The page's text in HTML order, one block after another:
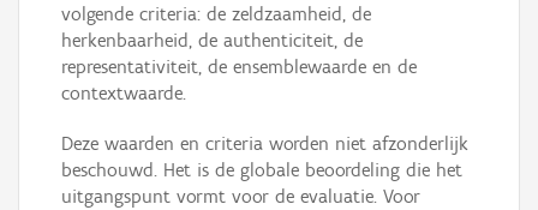
volgende criteria: de zeldzaamheid, de
herkenbaarheid, de authenticiteit, de
representativiteit, de ensemblewaarde en de
contextwaarde.
Deze waarden en criteria worden niet afzonderlijk
beschouwd. Het is de globale beoordeling die het
uitgangspunt vormt voor de evaluatie. Voor